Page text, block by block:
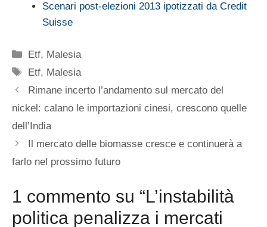
Scenari post-elezioni 2013 ipotizzati da Credit
Suisse
Categorie
Etf, Malesia
Tag
Etf, Malesia
Rimane incerto l’andamento sul mercato del
nickel: calano le importazioni cinesi, crescono quelle
dell’India
Il mercato delle biomasse cresce e continuerà a
farlo nel prossimo futuro
1 commento su “L’instabilità
politica penalizza i mercati